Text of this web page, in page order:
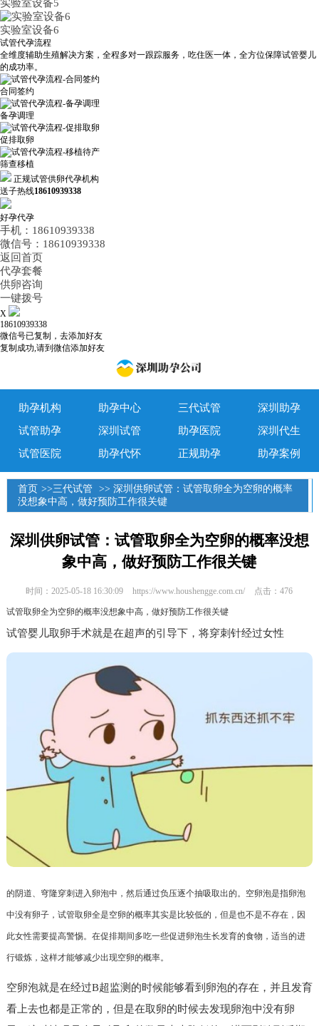
实验室设备5
实验室设备6
试管代孕流程
全维度辅助生殖解决方案，全程多对一跟踪服务，吃住医一体，全方位保障试管婴儿
的成功率。
合同签约
备孕调理
促排取卵
筛查移植
正规试管供卵代孕机构
送子热线18610939338
好孕代孕
手机：18610939338
微信号：18610939338
返回首页
代孕套餐
供卵咨询
一键拨号
X
18610939338
微信号已复制，去添加好友
复制成功,请到微信添加好友
助孕机构 助孕中心 三代试管
深圳助孕
试管助孕
深圳试管 助孕医院
深圳代生
试管医院
助孕代怀 正规助孕 助孕案例
首页 >>三代试管
>> 深圳供卵试管：试管取卵全为空卵的概率
没想象中高，做好预防工作很关键
深圳供卵试管：试管取卵全为空卵的概率没想
象中高，做好预防工作很关键
时间：2025-05-18 16:30:09 https://www.houshengge.com.cn/ 点击：476
试管取卵全为空卵的概率没想象中高，做好预防工作很关键
试管婴儿取卵手术就是在超声的引导下，将穿刺针经过女性
的阴道、穹隆穿刺进入卵泡中，然后通过负压逐个抽吸取出的。空卵泡是指卵泡
中没有卵子，试管取卵全是空卵的概率其实是比较低的，但是也不是不存在，因
此女性需要提高警惕。在促排期间多吃一些促进卵泡生长发育的食物，适当的进
行锻炼，这样才能够减少出现空卵的概率。
空卵泡就是在经过B超监测的时候能够看到卵泡的存在，并且发育
看上去也都是正常的，但是在取卵的时候去发现卵泡中没有卵